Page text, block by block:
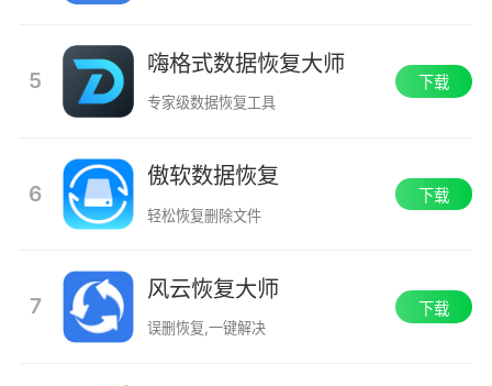
5
嗨格式数据恢复大师
专家级数据恢复工具
下载
6
傲软数据恢复
轻松恢复删除文件
下载
7
风云恢复大师
误删恢复,一键解决
下载